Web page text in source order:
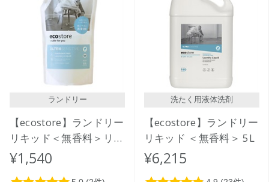
ランドリー
【ecostore】ランドリー
リキッド＜無香料＞リフ
ィルパック1L
¥1,540
洗たく用液体洗剤
【ecostore】ランドリー
リキッド ＜無香料＞ 5L
¥6,215